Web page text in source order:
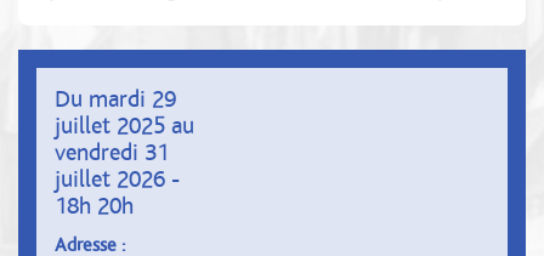
Du mardi 29
juillet 2025 au
vendredi 31
juillet 2026 -
18h 20h
Adresse :